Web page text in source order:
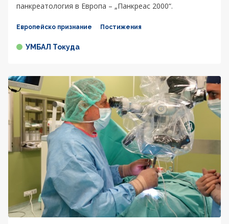
панкреатология в Европа – „Панкреас 2000“.
Европейско признание Постижения
УМБАЛ Токуда